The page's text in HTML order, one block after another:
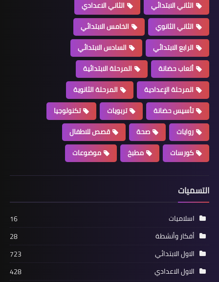
الثاني الابتدائي
الثاني الاعدادي
الثاني الثانوي
الخامس الابتدائي
الرابع الابتدائي
السادس الابتدائي
ألعاب حضانة
المرحلة الابتدائية
المرحلة الإعدادية
المرحلة الثانوية
تأسيس حضانة
تربويات
تكنولوجيا
روايات
صحة
قصص للاطفال
كورسات
مطبخ موضوعات
التسميات
اسلاميات
16
أفكار وأنشطة
28
الاول الابتدائي
723
الاول الاعدادي
428